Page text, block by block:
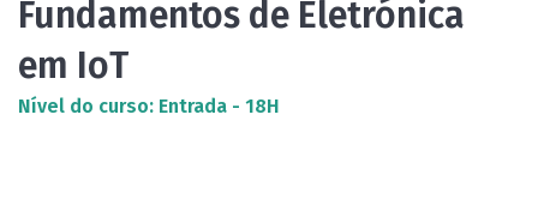
Fundamentos de Eletrónica
em IoT
Nível do curso: Entrada - 18H